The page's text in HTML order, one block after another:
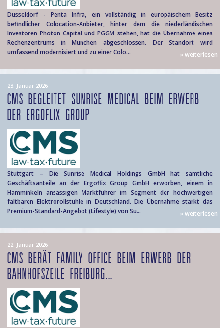
Düsseldorf - Penta Infra, ein vollständig in europäischem Besitz
befindlicher Colocation-Anbieter, hinter dem die niederländischen
Investoren Photon Capital und PGGM stehen, hat die Übernahme eines
Rechenzentrums in München abgeschlossen. Der Standort wird
umfassend modernisiert und zu einer Colo...
» weiterlesen
23. Januar 2026
CMS BEGLEITET SUNRISE MEDICAL BEIM ERWERB
DER ERGOFLIX GROUP
Stuttgart – Die Sunrise Medical Holdings GmbH hat sämtliche
Geschäftsanteile an der Ergoflix Group GmbH erworben, einem in
Hamminkeln ansässigen Marktführer im Segment der hochwertigen
faltbaren Elektrorollstühle in Deutschland. Die Übernahme stärkt das
Premium-Standard-Angebot (Lifestyle) von Su...
» weiterlesen
22. Januar 2026
CMS BERÄT FAMILY OFFICE BEIM ERWERB DER
BAHNHOFSZEILE FREIBURG...